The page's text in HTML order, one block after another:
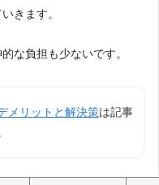
きます。
な負担も少ないです。
メリットと解決策は記事